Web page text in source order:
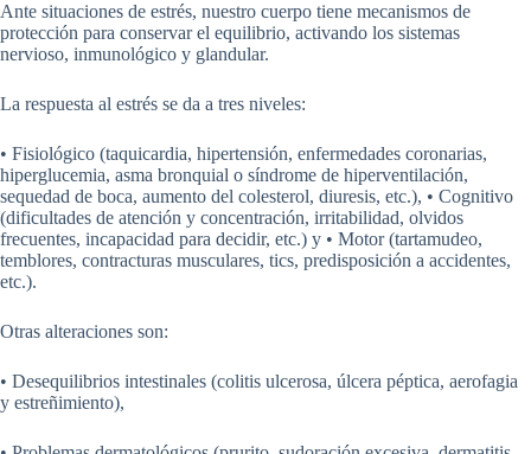
Ante situaciones de estrés, nuestro cuerpo tiene mecanismos de
protección para conservar el equilibrio, activando los sistemas
nervioso, inmunológico y glandular.
La respuesta al estrés se da a tres niveles:
• Fisiológico (taquicardia, hipertensión, enfermedades coronarias,
hiperglucemia, asma bronquial o síndrome de hiperventilación,
sequedad de boca, aumento del colesterol, diuresis, etc.), • Cognitivo
(dificultades de atención y concentración, irritabilidad, olvidos
frecuentes, incapacidad para decidir, etc.) y • Motor (tartamudeo,
temblores, contracturas musculares, tics, predisposición a accidentes,
etc.).
Otras alteraciones son:
• Desequilibrios intestinales (colitis ulcerosa, úlcera péptica, aerofagia
y estreñimiento),